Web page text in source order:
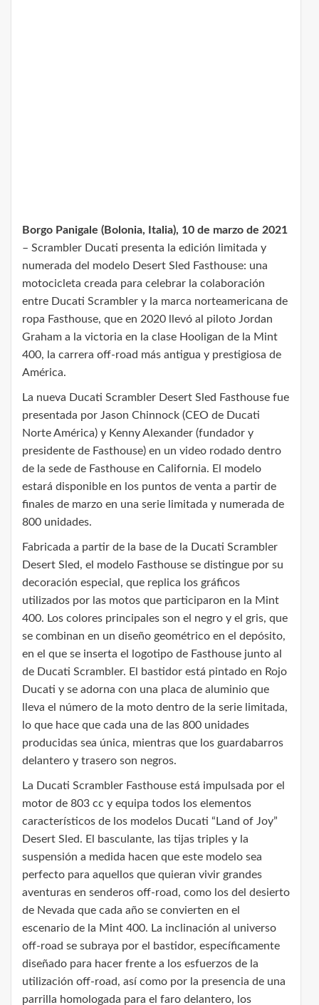
Borgo Panigale (Bolonia, Italia), 10 de marzo de 2021
– Scrambler Ducati presenta la edición limitada y
numerada del modelo Desert Sled Fasthouse: una
motocicleta creada para celebrar la colaboración
entre Ducati Scrambler y la marca norteamericana de
ropa Fasthouse, que en 2020 llevó al piloto Jordan
Graham a la victoria en la clase Hooligan de la Mint
400, la carrera off-road más antigua y prestigiosa de
América.
La nueva Ducati Scrambler Desert Sled Fasthouse fue
presentada por Jason Chinnock (CEO de Ducati
Norte América) y Kenny Alexander (fundador y
presidente de Fasthouse) en un video rodado dentro
de la sede de Fasthouse en California. El modelo
estará disponible en los puntos de venta a partir de
finales de marzo en una serie limitada y numerada de
800 unidades.
Fabricada a partir de la base de la Ducati Scrambler
Desert Sled, el modelo Fasthouse se distingue por su
decoración especial, que replica los gráficos
utilizados por las motos que participaron en la Mint
400. Los colores principales son el negro y el gris, que
se combinan en un diseño geométrico en el depósito,
en el que se inserta el logotipo de Fasthouse junto al
de Ducati Scrambler. El bastidor está pintado en Rojo
Ducati y se adorna con una placa de aluminio que
lleva el número de la moto dentro de la serie limitada,
lo que hace que cada una de las 800 unidades
producidas sea única, mientras que los guardabarros
delantero y trasero son negros.
La Ducati Scrambler Fasthouse está impulsada por el
motor de 803 cc y equipa todos los elementos
característicos de los modelos Ducati “Land of Joy”
Desert Sled. El basculante, las tijas triples y la
suspensión a medida hacen que este modelo sea
perfecto para aquellos que quieran vivir grandes
aventuras en senderos off-road, como los del desierto
de Nevada que cada año se convierten en el
escenario de la Mint 400. La inclinación al universo
off-road se subraya por el bastidor, específicamente
diseñado para hacer frente a los esfuerzos de la
utilización off-road, así como por la presencia de una
parrilla homologada para el faro delantero, los